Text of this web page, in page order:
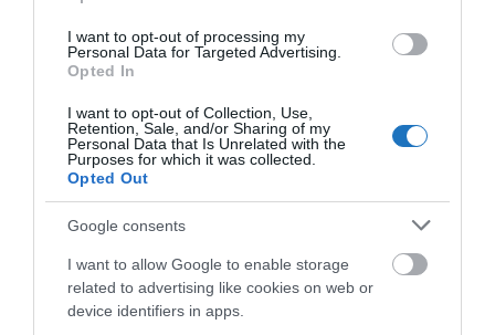
I want to opt-out of processing my
Personal Data for Targeted Advertising.
Opted In
I want to opt-out of Collection, Use,
Retention, Sale, and/or Sharing of my
Personal Data that Is Unrelated with the
Purposes for which it was collected.
Opted Out
Google consents
I want to allow Google to enable storage
related to advertising like cookies on web or
device identifiers in apps.
amellett érvel, hogy ne szabályozza a kormány a
rövid távú szálláskiadást, mert az szerintük sok
OLVASS TOVÁBB